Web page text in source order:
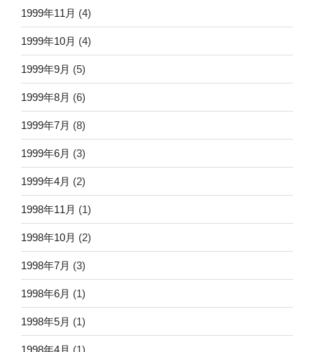
1999年11月 (4)
1999年10月 (4)
1999年9月 (5)
1999年8月 (6)
1999年7月 (8)
1999年6月 (3)
1999年4月 (2)
1998年11月 (1)
1998年10月 (2)
1998年7月 (3)
1998年6月 (1)
1998年5月 (1)
1998年4月 (1)